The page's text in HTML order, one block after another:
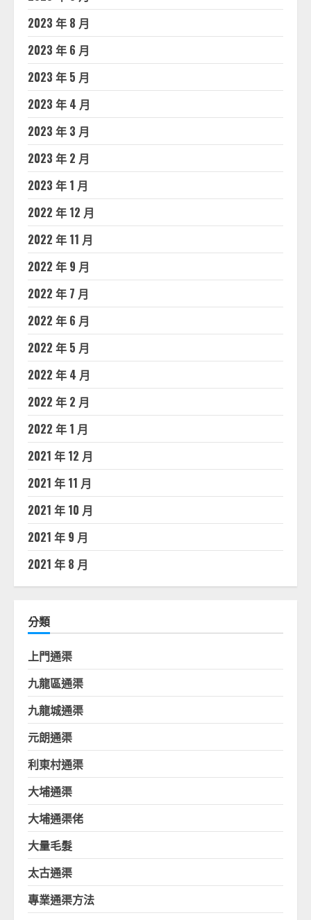
2023 年 8 月
2023 年 6 月
2023 年 5 月
2023 年 4 月
2023 年 3 月
2023 年 2 月
2023 年 1 月
2022 年 12 月
2022 年 11 月
2022 年 9 月
2022 年 7 月
2022 年 6 月
2022 年 5 月
2022 年 4 月
2022 年 2 月
2022 年 1 月
2021 年 12 月
2021 年 11 月
2021 年 10 月
2021 年 9 月
2021 年 8 月
分類
上門通渠
九龍區通渠
九龍城通渠
元朗通渠
利東村通渠
大埔通渠
大埔通渠佬
大量毛髮
太古通渠
專業通渠方法